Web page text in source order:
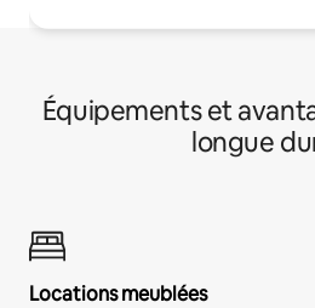
Équipements et
longue
Locations meublées